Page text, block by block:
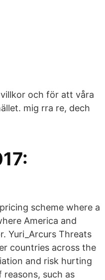
och för att våra
mig rra re, dech
scheme where a
America and
Yuri_Arcurs Threats
countries across the
and risk hurting
reasons, such as